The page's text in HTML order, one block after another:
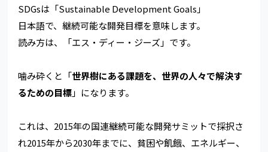
SDGsは「Sustainable Development Goals」
日本語で、継続可能な開発目標を意味します。
読み方は、「エス・ディー・ジーズ」です。
噛み砕くと「世界樹にある課題を、世界の人々で解決す
るための目標」になります。
これは、2015年の国連継続可能な開発サミットで採択さ
れ2015年から2030年までに、貧困や飢餓、エネルギー、